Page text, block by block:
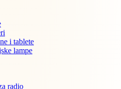
i tablete
lampe
radio